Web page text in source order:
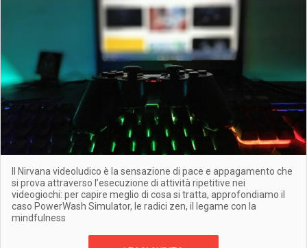
Il Nirvana videoludico è la sensazione di pace e appagamento che
si prova attraverso l’esecuzione di attività ripetitive nei
videogiochi: per capire meglio di cosa si tratta, approfondiamo il
caso PowerWash Simulator, le radici zen, il legame con la
mindfulness